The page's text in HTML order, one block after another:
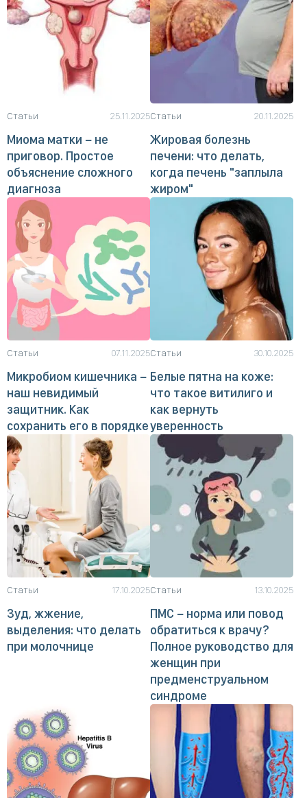
Статьи 25.11.2025
Миома матки − не
приговор. Простое
объяснение сложного
диагноза
Статьи 20.11.2025
Жировая болезнь
печени: что делать,
когда печень "заплыла
жиром"
Статьи 07.11.2025
Микробиом кишечника −
наш невидимый
защитник. Как
сохранить его в порядке
Статьи 30.10.2025
Белые пятна на коже:
что такое витилиго и
как вернуть
уверенность
Статьи 17.10.2025
Зуд, жжение,
выделения: что делать
при молочнице
Статьи 13.10.2025
ПМС − норма или повод
обратиться к врачу?
Полное руководство для
женщин при
предменструальном
синдроме